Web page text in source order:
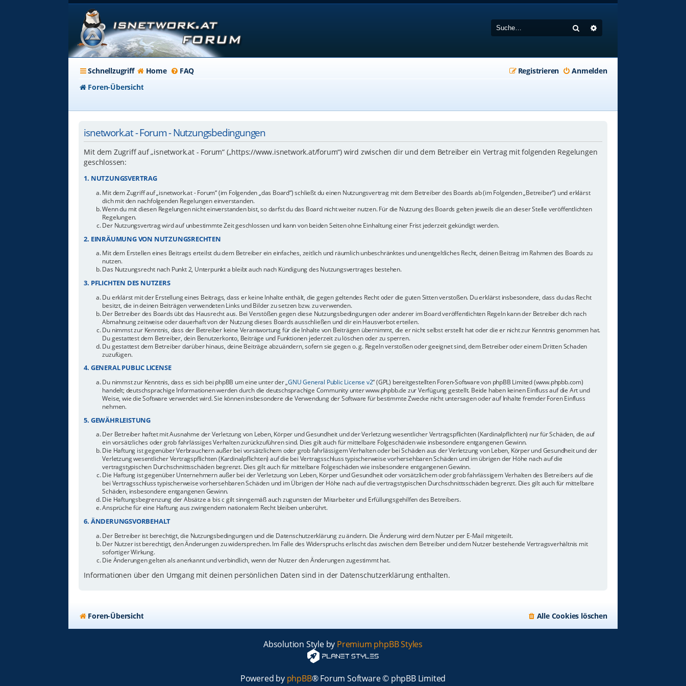
Suche
Schnellzugriff Home FAQ Anmelden
Registrieren
Foren-Übersicht
isnetwork.at - Forum - Nutzungsbedingungen
Mit dem Zugriff auf „isnetwork.at - Forum“ („https://www.isnetwork.at/forum“) wird zwischen dir und dem Betreiber ein Vertrag mit folgenden Regelungen
geschlossen:
1. NUTZUNGSVERTRAG
Mit dem Zugriff auf „isnetwork.at - Forum“ (im Folgenden „das Board“) schließt du einen Nutzungsvertrag mit dem Betreiber des Boards ab (im Folgenden „Betreiber“) und erklärst
dich mit den nachfolgenden Regelungen einverstanden.
Wenn du mit diesen Regelungen nicht einverstanden bist, so darfst du das Board nicht weiter nutzen. Für die Nutzung des Boards gelten jeweils die an dieser Stelle veröffentlichten
Regelungen.
Der Nutzungsvertrag wird auf unbestimmte Zeit geschlossen und kann von beiden Seiten ohne Einhaltung einer Frist jederzeit gekündigt werden.
2. EINRÄUMUNG VON NUTZUNGSRECHTEN
Mit dem Erstellen eines Beitrags erteilst du dem Betreiber ein einfaches, zeitlich und räumlich unbeschränktes und unentgeltliches Recht, deinen Beitrag im Rahmen des Boards zu
nutzen.
Das Nutzungsrecht nach Punkt 2, Unterpunkt a bleibt auch nach Kündigung des Nutzungsvertrages bestehen.
3. PFLICHTEN DES NUTZERS
Du erklärst mit der Erstellung eines Beitrags, dass er keine Inhalte enthält, die gegen geltendes Recht oder die guten Sitten verstoßen. Du erklärst insbesondere, dass du das Recht
besitzt, die in deinen Beiträgen verwendeten Links und Bilder zu setzen bzw. zu verwenden.
Der Betreiber des Boards übt das Hausrecht aus. Bei Verstößen gegen diese Nutzungsbedingungen oder anderer im Board veröffentlichten Regeln kann der Betreiber dich nach
Abmahnung zeitweise oder dauerhaft von der Nutzung dieses Boards ausschließen und dir ein Hausverbot erteilen.
Du nimmst zur Kenntnis, dass der Betreiber keine Verantwortung für die Inhalte von Beiträgen übernimmt, die er nicht selbst erstellt hat oder die er nicht zur Kenntnis genommen hat.
Du gestattest dem Betreiber, dein Benutzerkonto, Beiträge und Funktionen jederzeit zu löschen oder zu sperren.
Du gestattest dem Betreiber darüber hinaus, deine Beiträge abzuändern, sofern sie gegen o. g. Regeln verstoßen oder geeignet sind, dem Betreiber oder einem Dritten Schaden
zuzufügen.
4. GENERAL PUBLIC LICENSE
Du nimmst zur Kenntnis, dass es sich bei phpBB um eine unter der „GNU General Public License v2“ (GPL) bereitgestellten Foren-Software von phpBB Limited (www.phpbb.com)
handelt; deutschsprachige Informationen werden durch die deutschsprachige Community unter www.phpbb.de zur Verfügung gestellt. Beide haben keinen Einfluss auf die Art und
Weise, wie die Software verwendet wird. Sie können insbesondere die Verwendung der Software für bestimmte Zwecke nicht untersagen oder auf Inhalte fremder Foren Einfluss
nehmen.
5. GEWÄHRLEISTUNG
Der Betreiber haftet mit Ausnahme der Verletzung von Leben, Körper und Gesundheit und der Verletzung wesentlicher Vertragspflichten (Kardinalpflichten) nur für Schäden, die auf
ein vorsätzliches oder grob fahrlässiges Verhalten zurückzuführen sind. Dies gilt auch für mittelbare Folgeschäden wie insbesondere entgangenen Gewinn.
Die Haftung ist gegenüber Verbrauchern außer bei vorsätzlichem oder grob fahrlässigem Verhalten oder bei Schäden aus der Verletzung von Leben, Körper und Gesundheit und der
Verletzung wesentlicher Vertragspflichten (Kardinalpflichten) auf die bei Vertragsschluss typischerweise vorhersehbaren Schäden und im übrigen der Höhe nach auf die
vertragstypischen Durchschnittsschäden begrenzt. Dies gilt auch für mittelbare Folgeschäden wie insbesondere entgangenen Gewinn.
Die Haftung ist gegenüber Unternehmern außer bei der Verletzung von Leben, Körper und Gesundheit oder vorsätzlichem oder grob fahrlässigem Verhalten des Betreibers auf die
bei Vertragsschluss typischerweise vorhersehbaren Schäden und im Übrigen der Höhe nach auf die vertragstypischen Durchschnittsschäden begrenzt. Dies gilt auch für mittelbare
Schäden, insbesondere entgangenen Gewinn.
Die Haftungsbegrenzung der Absätze a bis c gilt sinngemäß auch zugunsten der Mitarbeiter und Erfüllungsgehilfen des Betreibers.
Ansprüche für eine Haftung aus zwingendem nationalem Recht bleiben unberührt.
6. ÄNDERUNGSVORBEHALT
Der Betreiber ist berechtigt, die Nutzungsbedingungen und die Datenschutzerklärung zu ändern. Die Änderung wird dem Nutzer per E-Mail mitgeteilt.
Der Nutzer ist berechtigt, den Änderungen zu widersprechen. Im Falle des Widerspruchs erlischt das zwischen dem Betreiber und dem Nutzer bestehende Vertragsverhältnis mit
sofortiger Wirkung.
Die Änderungen gelten als anerkannt und verbindlich, wenn der Nutzer den Änderungen zugestimmt hat.
Informationen über den Umgang mit deinen persönlichen Daten sind in der Datenschutzerklärung enthalten.
Foren-Übersicht Alle Cookies löschen
Absolution Style by Premium phpBB Styles
Powered by phpBB® Forum Software © phpBB Limited